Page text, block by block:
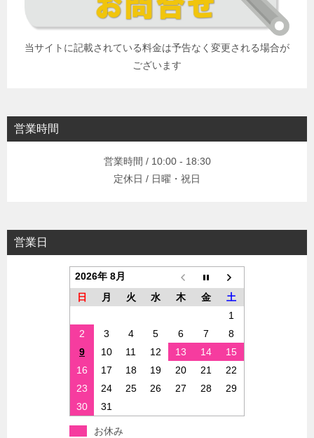
当サイトに記載されている料金は予告なく変更される場合が
ございます
営業時間
営業時間 / 10:00 - 18:30
定休日 / 日曜・祝日
営業日
2026年 8月
日
月 火 水 木 金
土
1
2
3 4 5 6 7
8
9
10 11 12 13 14
15
16
17 18 19 20 21
22
23
24 25 26 27 28
29
30
31
お休み